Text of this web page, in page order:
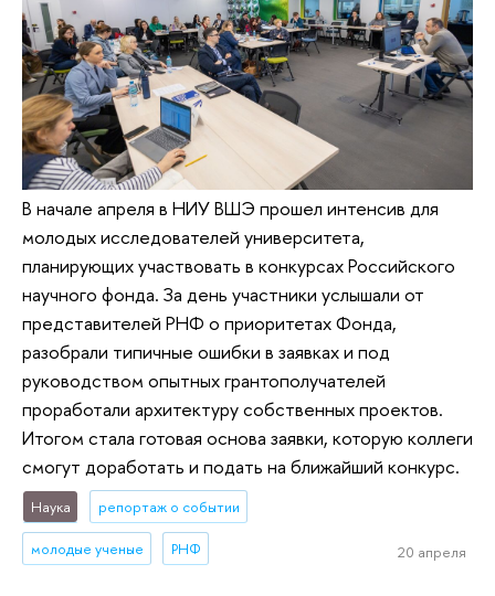
В начале апреля в НИУ ВШЭ прошел интенсив для
молодых исследователей университета,
планирующих участвовать в конкурсах Российского
научного фонда. За день участники услышали от
представителей РНФ о приоритетах Фонда,
разобрали типичные ошибки в заявках и под
руководством опытных грантополучателей
проработали архитектуру собственных проектов.
Итогом стала готовая основа заявки, которую коллеги
смогут доработать и подать на ближайший конкурс.
Наука репортаж о событии
молодые ученые РНФ 20 апреля